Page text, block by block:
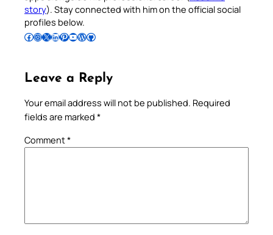
story). Stay connected with him on the official social
profiles below.
Follow Pradeep on Facebook Follow Pradeep on InstagramFollow Pradeep on X Follow Pradeep on LinkedIn Follow Pradeep on Pinterest Subscribe to Pradeep’s Youtube Channel Follow Pradeep on WordPress Follow Pradeep on GitHub
Leave a Reply
Your email address will not be published. Required
fields are marked *
Comment*